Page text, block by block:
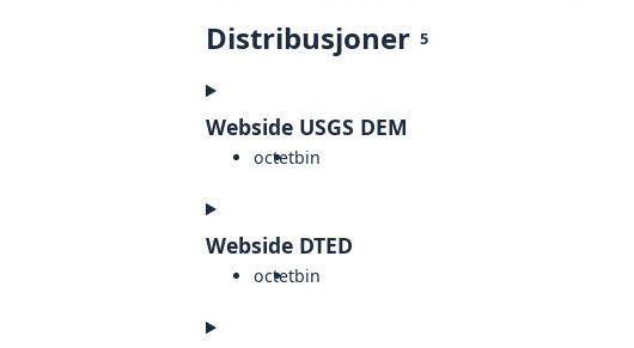
Distribusjoner 5
Webside USGS DEM
octetbin
Webside DTED
octetbin